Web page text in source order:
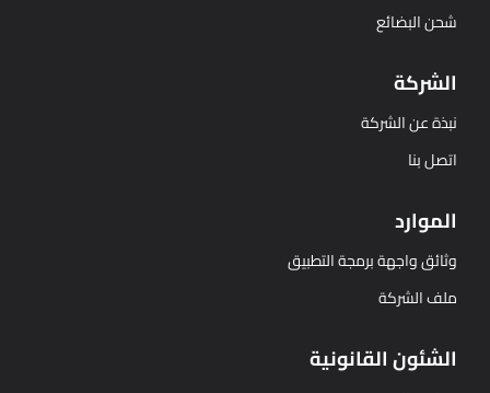
شحن البضائع
الشركة
نبذة عن الشركة
اتصل بنا
الموارد
وثائق واجهة برمجة التطبيق
ملف الشركة
الشئون القانونية